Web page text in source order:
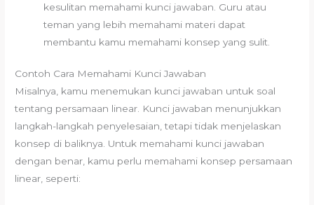
kesulitan memahami kunci jawaban. Guru atau
teman yang lebih memahami materi dapat
membantu kamu memahami konsep yang sulit.
Contoh Cara Memahami Kunci Jawaban
Misalnya, kamu menemukan kunci jawaban untuk soal
tentang persamaan linear. Kunci jawaban menunjukkan
langkah-langkah penyelesaian, tetapi tidak menjelaskan
konsep di baliknya. Untuk memahami kunci jawaban
dengan benar, kamu perlu memahami konsep persamaan
linear, seperti: